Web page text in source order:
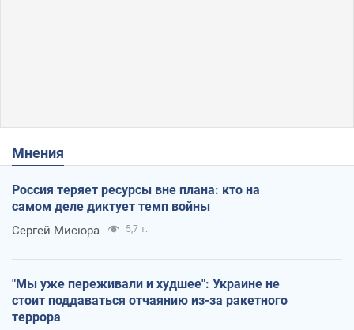
Мнения
Россия теряет ресурсы вне плана: кто на
самом деле диктует темп войны
Сергей Мисюра 5,7 т.
"Мы уже переживали и худшее": Украине не
стоит поддаваться отчаянию из-за ракетного
террора